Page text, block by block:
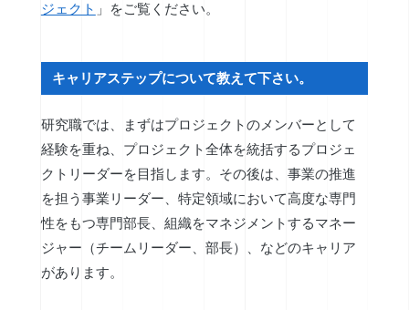
ジェクト 」をご覧ください。
キャリアステップについて教えて下さい。
研究職では、まずはプロジェクトのメンバーとして
経験を重ね、プロジェクト全体を統括するプロジェ
クトリーダーを目指します。その後は、事業の推進
を担う事業リーダー、特定領域において高度な専門
性をもつ専門部長、組織をマネジメントするマネー
ジャー（チームリーダー、部長）、などのキャリア
があります。